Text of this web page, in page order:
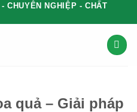
CHUYÊN NGHIỆP - CHẤT
quả – Giải pháp